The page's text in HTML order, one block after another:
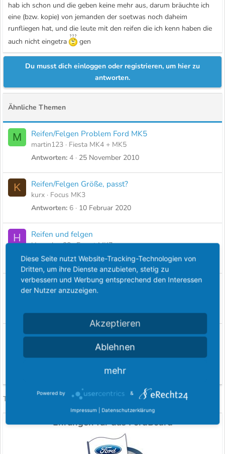
hab ich schon und die geben keine mehr aus, darum bräuchte ich
eine (bzw. kopie) von jemanden der soetwas noch daheim
runfliegen hat, und die leute mit den reifen die ich kenn haben die
auch nicht eingetra
gen
Du musst dich einloggen oder registrieren, um hier zu
antworten.
Ähnliche Themen
M Reifen/Felgen Problem Ford MK5
martin123
Fiesta MK4 + MK5
Antworten 4 25 November 2010
K Reifen/Felgen Größe, passt?
kurx
Focus MK3
Antworten 6 10 Februar 2020
H Reifen und felgen
Honeybee28 Escort MK7
Antworten 2 15 April 2018
Reifen - Felgen Größe...
tayfuner
Ford Cougar
Felgen, Reifen, Stahlfelgen, Automarken?!?
rpL Ford Mondeo
27 November 2014
Teilen: FacebookTwitterPinterestWhatsApp
E-MailLink
Ehrungen für das FordBoard
Diese Seite nutzt Website-Tracking-Technologien von
Dritten, um ihre Dienste anzubieten, stetig zu
verbessern und Werbung entsprechend den Interessen
der Nutzer anzuzeigen.
Akzeptieren
Ablehnen
mehr
Powered by &
Impressum | Datenschutzerklärung